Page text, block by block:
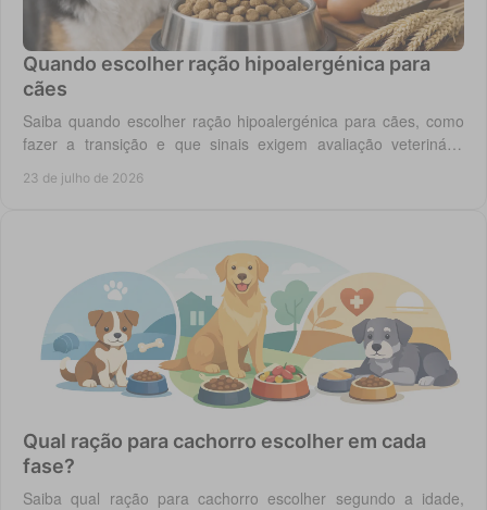
Quando escolher ração hipoalergénica para
cães
Saiba quando escolher ração hipoalergénica para cães, como
fazer a transição e que sinais exigem avaliação veterinária
23 de julho de 2026
Qual ração para cachorro escolher em cada
fase?
Saiba qual ração para cachorro escolher segundo a idade,